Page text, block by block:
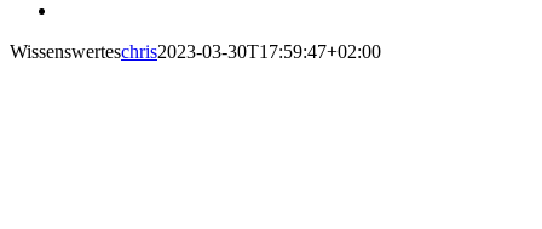
Wissenswerteschris2023-03-30T17:59:47+02:00